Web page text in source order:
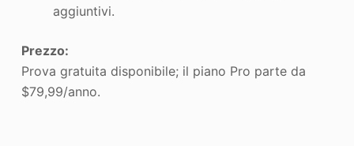
aggiuntivi.
Prezzo:
Prova gratuita disponibile; il piano Pro parte da
$79,99/anno.